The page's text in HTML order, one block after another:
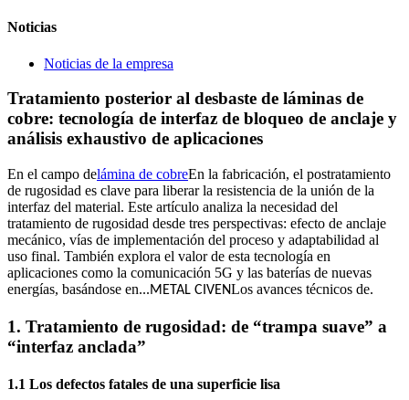
Noticias
Noticias de la empresa
Tratamiento posterior al desbaste de láminas de
cobre: ​​tecnología de interfaz de bloqueo de anclaje y
análisis exhaustivo de aplicaciones
En el campo delámina de cobreEn la fabricación, el postratamiento
de rugosidad es clave para liberar la resistencia de la unión de la
interfaz del material. Este artículo analiza la necesidad del
tratamiento de rugosidad desde tres perspectivas: efecto de anclaje
mecánico, vías de implementación del proceso y adaptabilidad al
uso final. También explora el valor de esta tecnología en
aplicaciones como la comunicación 5G y las baterías de nuevas
energías, basándose en...METAL CIVENLos avances técnicos de.
1. Tratamiento de rugosidad: de “trampa suave” a
“interfaz anclada”
1.1 Los defectos fatales de una superficie lisa